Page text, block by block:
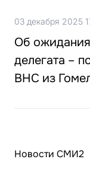
03 декабря 2025
Об
делегата –
ВНС из
Новости СМИ2